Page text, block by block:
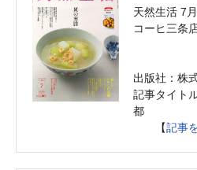
天然生活 7
コーヒ三条
出版社：株
記事タイト
都
【記事